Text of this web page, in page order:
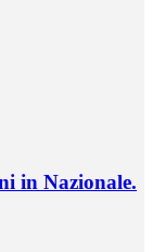
in Nazionale.